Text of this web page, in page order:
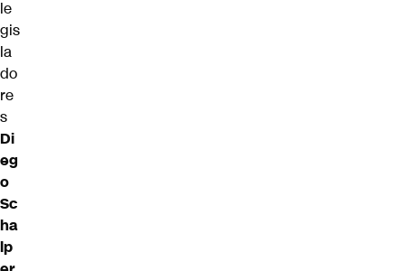
le
gis
la
do
re
s
Di
eg
o
Sc
ha
lp